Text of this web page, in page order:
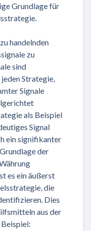
Grundlage für
handelnden
zu
sind
Strategie,
Signale
als Beispiel
Signal
ein signifikanter
der
es ein äußerst
die
Dies
aus der